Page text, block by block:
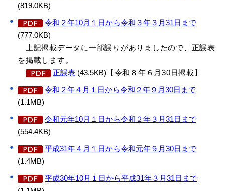
(819.0KB)
令和２年10月１日から令和３年３月31日まで
(777.0KB)
上記掲載データに一部誤りがありましたので、正誤表
を掲載します。
正誤表(43.5KB) 【令和８年６月30日掲載】
令和２年４月１日から令和２年９月30日まで
(1.1MB)
令和元年10月１日から令和２年３月31日まで
(554.4KB)
平成31年４月１日から令和元年９月30日まで
(1.4MB)
平成30年10月１日から平成31年３月31日まで